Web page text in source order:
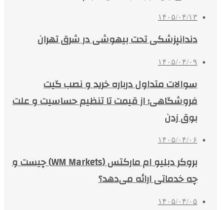
۱۴۰۵/۰۴/۱۳
دندانپزشکی تحت بیهوشی در شرق تهران
۱۴۰۵/۰۴/۰۹
سوالات متداول درباره خرید و نصب گیت
فروشگاهی؛ از قیمت تا تنظیم حساسیت و علت
بوق زدن
۱۴۰۵/۰۴/۰۶
بروکر دبلیو ام مارکتس (WM Markets) چیست و
چه خدماتی ارائه می‌دهد؟
۱۴۰۵/۰۴/۰۵